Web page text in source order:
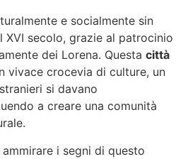
e socialmente sin
XVI secolo, grazie al patrocinio
dei Lorena. Questa città
vivace crocevia di culture, un
si davano
a creare una comunità
i segni di questo